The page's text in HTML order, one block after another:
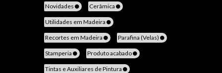
Novidades Cerâmica
Utilidades em Madeira
Recortes em Madeira Parafina (Velas)
Stamperia Produto acabado
Tintas e Auxiliares de Pintura